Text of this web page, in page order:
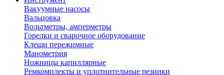
Вакуумные насосы
Вальцовка
Вольтметры, амперметры
Горелки и сварочное оборудование
Клещи пережимные
Манометрия
Ножницы капиллярные
Ремкомплекты и уплотнительные резинки